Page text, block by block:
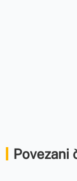
Povezani